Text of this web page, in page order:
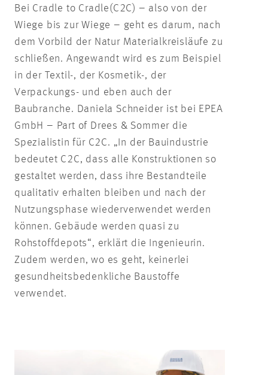
Bei Cradle to Cradle(C2C) – also von der
Wiege bis zur Wiege – geht es darum, nach
dem Vorbild der Natur Materialkreisläufe zu
schließen. Angewandt wird es zum Beispiel
in der Textil-, der Kosmetik-, der
Verpackungs- und eben auch der
Baubranche. Daniela Schneider ist bei EPEA
GmbH – Part of Drees & Sommer die
Spezialistin für C2C. „In der Bauindustrie
bedeutet C2C, dass alle Konstruktionen so
gestaltet werden, dass ihre Bestandteile
qualitativ erhalten bleiben und nach der
Nutzungsphase wiederverwendet werden
können. Gebäude werden quasi zu
Rohstoffdepots“, erklärt die Ingenieurin.
Zudem werden, wo es geht, keinerlei
gesundheitsbedenkliche Baustoffe
verwendet.